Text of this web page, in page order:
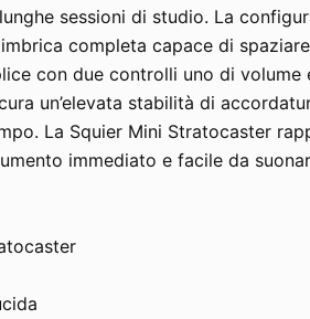
sessioni di studio. La
completa capace di
con due controlli uno di
un’elevata stabilità di
La Squier Mini Stratocaster
immediato e facile da